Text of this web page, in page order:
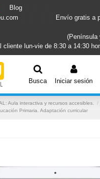
Blog
Envío gratis a
(Península
cliente lun-vie de 8:30 a 14:30
Busca Iniciar sesión
Aula interactiva y recursos accesibles.
Primaria. Adaptación curricular